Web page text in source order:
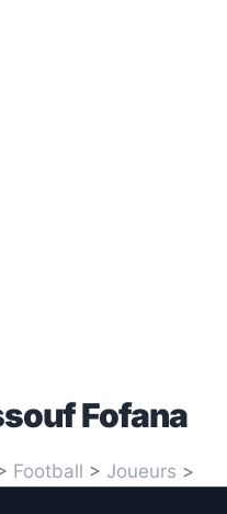
Fofana
Football > Joueurs >